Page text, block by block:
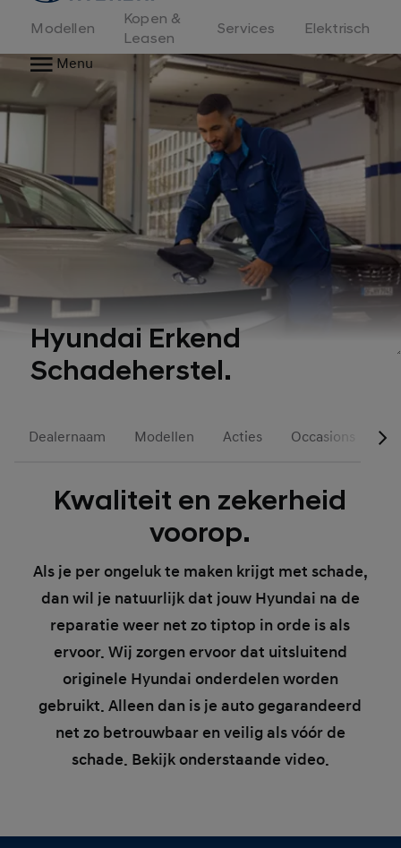
Modellen
Kopen &
Leasen
Services
Elektrisch
Menu
Hyundai Erkend
Schadeherstel.
Dealernaam Modellen Acties Occasions
Kwaliteit en zekerheid
voorop.
Als je per ongeluk te maken krijgt met schade,
dan wil je natuurlijk dat jouw Hyundai na de
reparatie weer net zo tiptop in orde is als
ervoor. Wij zorgen ervoor dat uitsluitend
originele Hyundai onderdelen worden
gebruikt. Alleen dan is je auto gegarandeerd
net zo betrouwbaar en veilig als vóór de
schade. Bekijk onderstaande video.